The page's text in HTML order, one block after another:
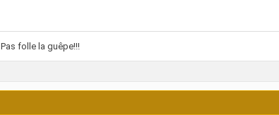
Pas folle la guêpe!!!